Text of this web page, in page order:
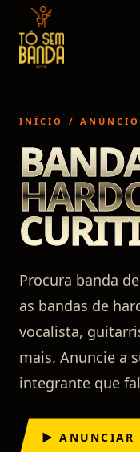
Sobre Nós
Eventos
Minha Conta
Contato
INÍCIO /
Procura banda
as bandas de
vocalista,
mais. Anuncie a
integrante que
▶ ANUNCIAR